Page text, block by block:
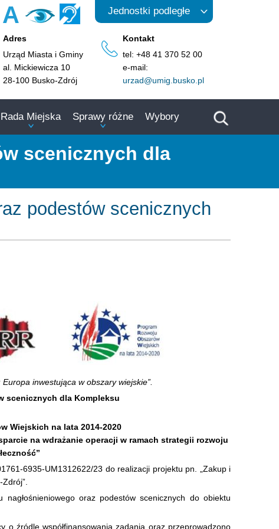
A Jednostki podległe
Adres
Urząd Miasta i Gminy
al. Mickiewicza 10
28-100 Busko-Zdrój
Kontakt
tel: +48 41 370 52 00
e-mail:
urzad@umig.busko.pl
Rada Miejska Sprawy różne Wybory
scenicznych dla
podestów scenicznych
inwestująca w obszary wiejskie”.
scenicznych dla Kompleksu
Wiejskich na lata 2014-2020
na wdrażanie operacji w ramach strategii rozwoju
6935-UM1312622/23 do realizacji projektu pn. „Zakup i
oraz podestów scenicznych do obiektu
o źródle współfinansowania zadania oraz przeprowadzono